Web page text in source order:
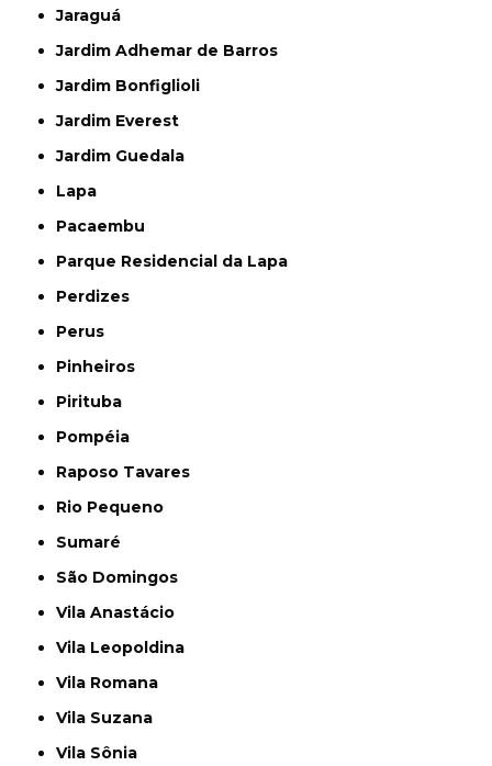
Jaraguá
Jardim Adhemar de Barros
Jardim Bonfiglioli
Jardim Everest
Jardim Guedala
Lapa
Pacaembu
Parque Residencial da Lapa
Perdizes
Perus
Pinheiros
Pirituba
Pompéia
Raposo Tavares
Rio Pequeno
Sumaré
São Domingos
Vila Anastácio
Vila Leopoldina
Vila Romana
Vila Suzana
Vila Sônia